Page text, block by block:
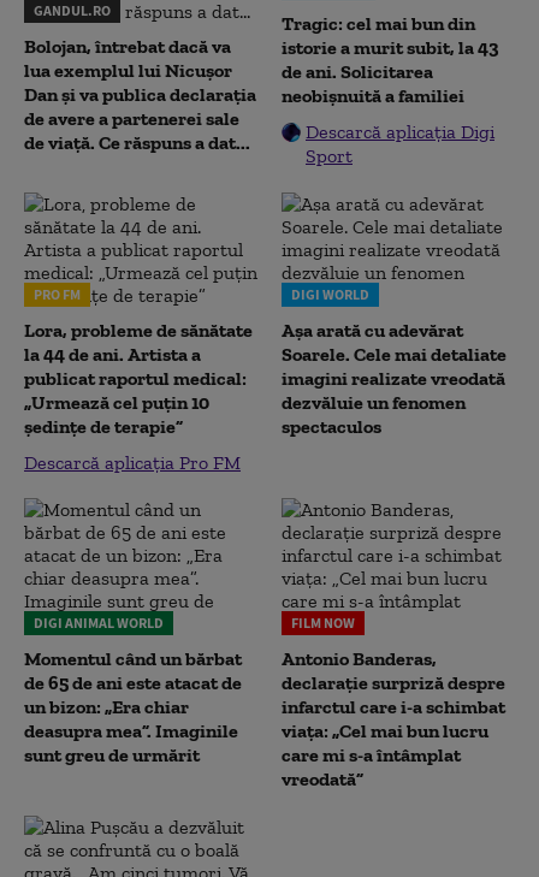
GANDUL.RO
Bolojan, întrebat dacă va
lua exemplul lui Nicușor
Dan și va publica declarația
de avere a partenerei sale
de viață. Ce răspuns a dat...
Tragic: cel mai bun din
istorie a murit subit, la 43
de ani. Solicitarea
neobișnuită a familiei
Descarcă aplicația Digi
Sport
PRO FM
Lora, probleme de sănătate
la 44 de ani. Artista a
publicat raportul medical:
„Urmează cel puțin 10
ședințe de terapie”
Descarcă aplicația Pro FM
DIGI WORLD
Așa arată cu adevărat
Soarele. Cele mai detaliate
imagini realizate vreodată
dezvăluie un fenomen
spectaculos
DIGI ANIMAL WORLD
Momentul când un bărbat
de 65 de ani este atacat de
un bizon: „Era chiar
deasupra mea”. Imaginile
sunt greu de urmărit
FILM NOW
Antonio Banderas,
declarație surpriză despre
infarctul care i-a schimbat
viața: „Cel mai bun lucru
care mi s-a întâmplat
vreodată”